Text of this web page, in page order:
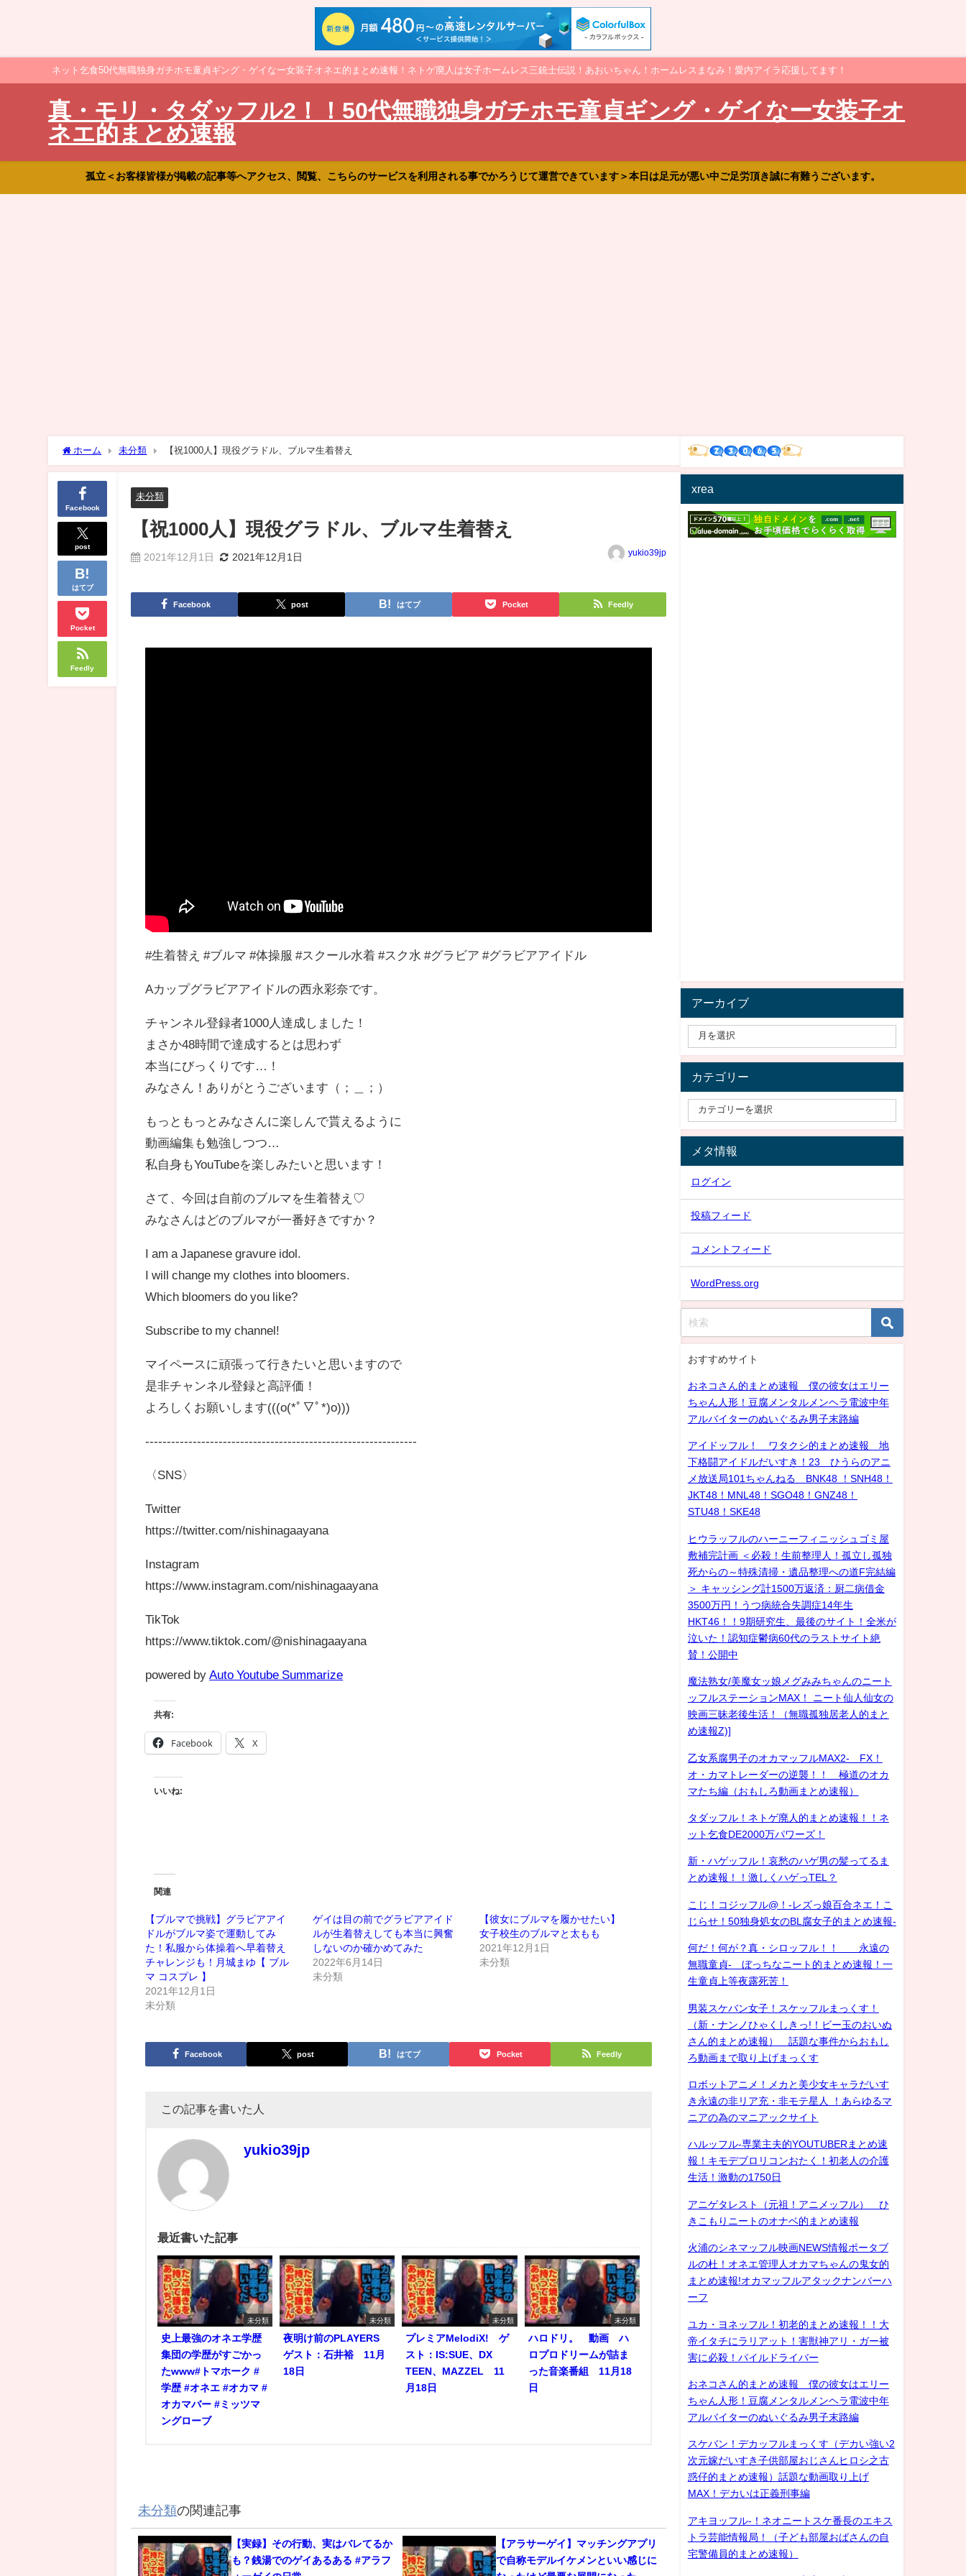
ネット乞食50代無職独身ガチホモ童貞ギング・ゲイなー女装子オネエ的まとめ速報！ネトゲ廃人は女子ホームレス三銃士伝説！あおいちゃん！ホームレスまなみ！愛内アイラ応援してます！
真・モリ・タダッフル2！！50代無職独身ガチホモ童貞ギング・ゲイなー女装子オ
ネエ的まとめ速報
孤立＜お客様皆様が掲載の記事等へアクセス、閲覧、こちらのサービスを利用される事でかろうじて運営できています＞本日は足元が悪い中ご足労頂き誠に有難うございます。
ホーム 未分類 【祝1000人】現役グラドル、ブルマ生着替え
Facebook
post
はてブ
Pocket
Feedly
未分類
【祝1000人】現役グラドル、ブルマ生着替え
2021年12月1日 2021年12月1日 yukio39jp
Facebook post はてブ Pocket Feedly
#生着替え #ブルマ #体操服 #スクール水着 #スク水 #グラビア #グラビアアイドル
Aカップグラビアアイドルの西永彩奈です。
チャンネル登録者1000人達成しました！
まさか48時間で達成するとは思わず
本当にびっくりです…！
みなさん！ありがとうございます（；＿；）
もっともっとみなさんに楽しんで貰えるように
動画編集も勉強しつつ…
私自身もYouTubeを楽しみたいと思います！
さて、今回は自前のブルマを生着替え♡
みなさんはどのブルマが一番好きですか？
I am a Japanese gravure idol.
I will change my clothes into bloomers.
Which bloomers do you like?
Subscribe to my channel!
マイペースに頑張って行きたいと思いますので
是非チャンネル登録と高評価！
よろしくお願いします(((o(*ﾟ▽ﾟ*)o)))
---------------------------------------------------------------
〈SNS〉
Twitter
https://twitter.com/nishinagaayana
Instagram
https://www.instagram.com/nishinagaayana
TikTok
https://www.tiktok.com/@nishinagaayana
powered by Auto Youtube Summarize
共有:
Facebook X
いいね:
関連
【ブルマで挑戦】グラビアアイ
ドルがブルマ姿で運動してみ
た！私服から体操着へ早着替え
チャレンジも！月城まゆ【 ブル
マ コスプレ 】
2021年12月1日
未分類
ゲイは目の前でグラビアアイド
ルが生着替えしても本当に興奮
しないのか確かめてみた
2022年6月14日
未分類
【彼女にブルマを履かせたい】
女子校生のブルマと太もも
2021年12月1日
未分類
Facebook post はてブ Pocket Feedly
この記事を書いた人
yukio39jp
最近書いた記事
未分類
史上最強のオネエ学歴
集団の学歴がすごかっ
たwww#トマホーク #
学歴 #オネエ #オカマ #
オカマバー #ミッツマ
ングローブ
未分類
夜明け前のPLAYERS
ゲスト：石井裕 11月
18日
未分類
プレミアMelodiX! ゲ
スト：IS:SUE、DX
TEEN、MAZZEL 11
月18日
未分類
ハロドリ。 動画 ハ
ロプロドリームが詰ま
った音楽番組 11月18
日
未分類の関連記事
【実録】その行動、実はバレてるか
も？銭湯でのゲイあるある #アラフ
【アラサーゲイ】マッチングアプリ
で自称モデルイケメンといい感じに
xrea
アーカイブ
カテゴリー
メタ情報
ログイン
投稿フィード
コメントフィード
WordPress.org
おすすめサイト
おネコさん的まとめ速報 僕の彼女はエリー
ちゃん人形！豆腐メンタルメンヘラ電波中年
アルバイターのぬいぐるみ男子末路編
アイドッフル！ ワタクシ的まとめ速報 地
下格闘アイドルだいすき！23 ひうらのアニ
メ放送局101ちゃんねる BNK48 ！SNH48！
JKT48！MNL48！SGO48！GNZ48！
STU48！SKE48
ヒウラッフルのハーニーフィニッシュゴミ屋
敷補完計画 ＜必殺！生前整理人！孤立し孤独
死からの～特殊清掃・遺品整理への道F完結編
＞ キャッシング計1500万返済：厨二病借金
3500万円！うつ病統合失調症14年生
HKT46！！9期研究生、最後のサイト！全米が
泣いた！認知症鬱病60代のラストサイト絶
賛！公開中
魔法熟女/美魔女ッ娘メグみみちゃんのニート
ッフルステーションMAX！ ニート仙人仙女の
映画三昧老後生活！（無職孤独居老人的まと
め速報Z)]
乙女系腐男子のオカマッフルMAX2- FX！
オ・カマトレーダーの逆襲！！ 極道のオカ
マたち編（おもしろ動画まとめ速報）
タダッフル！ネトゲ廃人的まとめ速報！！ネ
ット乞食DE2000万パワーズ！
新・ハゲッフル！哀愁のハゲ男の髪ってるま
とめ速報！！激しくハゲっTEL？
こじ！コジッフル@！-レズっ娘百合ネエ！こ
じらせ！50独身処女のBL腐女子的まとめ速報-
何だ！何が？真・シロッフル！！ 永遠の
無職童貞- ぼっちなニート的まとめ速報！一
生童貞上等夜露死苦！
男装スケバン女子！スケッフルまっくす！
（新・ナンノひゃくしきっ!！ビー玉のおいぬ
さん的まとめ速報） 話題な事件からおもし
ろ動画まで取り上げまっくす
ロボットアニメ！メカと美少女キャラだいす
き永遠の非リア充・非モテ星人 ！あらゆるマ
ニアの為のマニアックサイト
ハルッフル-専業主夫的YOUTUBERまとめ速
報！キモデブロリコンおたく！初老人の介護
生活！激動の1750日
アニゲタレスト（元祖！アニメッフル） ひ
きこもりニートのオナベ的まとめ速報
火浦のシネマッフル映画NEWS情報ポータブ
ルの杜！オネエ管理人オカマちゃんの鬼女的
まとめ速報!オカマッフルアタックナンバーハ
ーフ
ユカ・ヨネッフル！初老的まとめ速報！！大
帝イタチにラリアット！害獣神アリ・ガー被
害に必殺！パイルドライバー
おネコさん的まとめ速報 僕の彼女はエリー
ちゃん人形！豆腐メンタルメンヘラ電波中年
アルバイターのぬいぐるみ男子末路編
スケバン！デカッフルまっくす（デカい強い2
次元嫁だいすき子供部屋おじさんヒロシ之古
惑仔的まとめ速報）話題な動画取り上げ
MAX！デカいは正義刑事編
アキヨッフル-！ネオニートスケ番長のエキス
トラ芸能情報局！（子ども部屋おばさんの自
宅警備員的まとめ速報）